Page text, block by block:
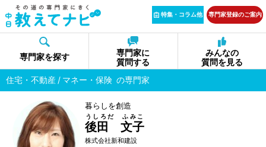
特集・コラム他 専門家登録のご案内
専門家を探す
専門家に
質問する
みんなの
質問を見る
住宅・不動産
マネー・保険 の専門家
暮らしを創造
後田 文子
うしろだ ふみこ
株式会社新和建設